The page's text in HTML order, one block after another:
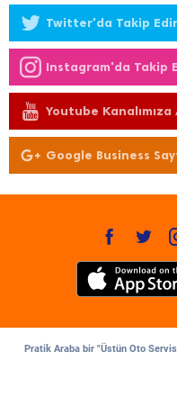
Twitter'da Takip
Instagram'da Takip
Youtube
Google Business
Pratik Araba bir "Üstün Oto